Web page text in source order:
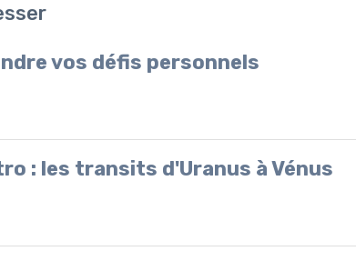
vos défis personnels
: les transits d'Uranus à Vénus